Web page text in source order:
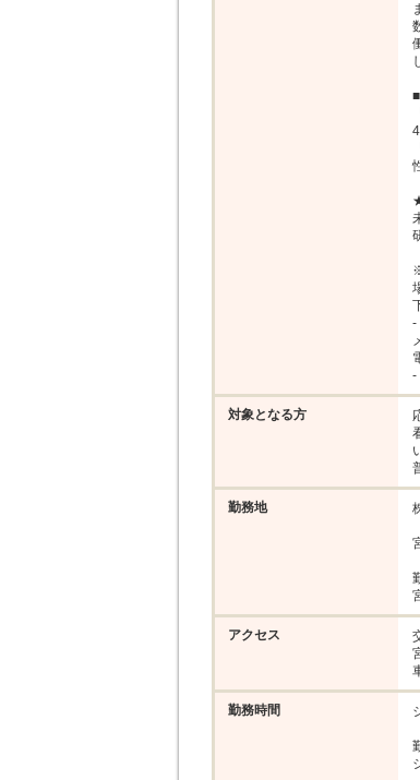
-
-
対象となる方
勤務地
アクセス
勤務時間